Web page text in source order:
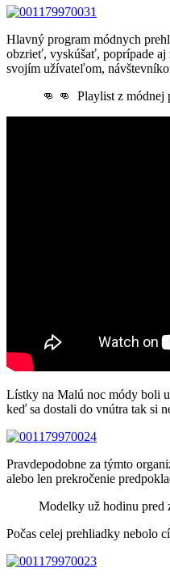
Hlavný program módnych
obzrieť, vyskúšať, poprípade
svojím užívateľom,
👊 👊 Playlist z módnej
Lístky na Malú noc módy boli
keď sa dostali do vnútra tak si
Pravdepodobne za týmto
alebo len prekročenie
Modelky už hodinu pred
Počas celej prehliadky nebolo